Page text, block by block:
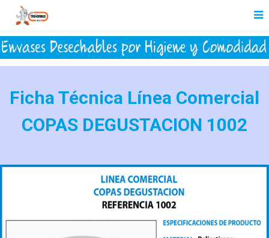
Ficha Técnica Línea Comercial
COPAS DEGUSTACION 1002